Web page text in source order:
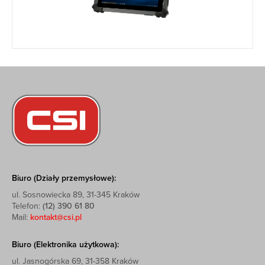
Biuro (Działy przemysłowe):
ul. Sosnowiecka 89, 31-345 Kraków
Telefon: (12) 390 61 80
Mail: kontakt@csi.pl
Biuro (Elektronika użytkowa):
ul. Jasnogórska 69, 31-358 Kraków